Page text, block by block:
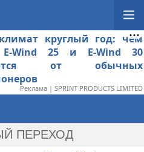
круглый год: чем
E-Wind 25 и E-Wind 30
от обычных
Реклама | SPRINT PRODUCTS LIMITED
ПЕРЕХОД